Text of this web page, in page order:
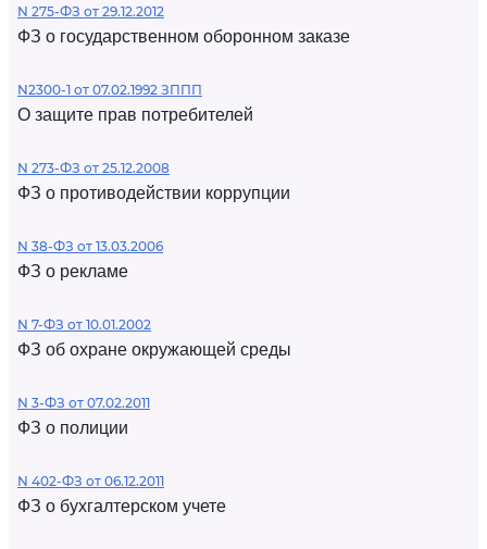
N 275-ФЗ от 29.12.2012
ФЗ о государственном оборонном заказе
N2300-1 от 07.02.1992 ЗППП
О защите прав потребителей
N 273-ФЗ от 25.12.2008
ФЗ о противодействии коррупции
N 38-ФЗ от 13.03.2006
ФЗ о рекламе
N 7-ФЗ от 10.01.2002
ФЗ об охране окружающей среды
N 3-ФЗ от 07.02.2011
ФЗ о полиции
N 402-ФЗ от 06.12.2011
ФЗ о бухгалтерском учете